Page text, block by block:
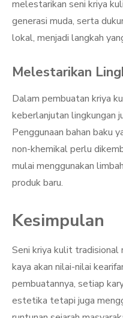
melestarikan seni kriya
generasi muda, serta
lokal, menjadi langkah
Melestarikan
Dalam pembuatan kriya
keberlanjutan lingkungan
Penggunaan bahan baku
non-khemikal perlu
mulai menggunakan
produk baru.
Kesimpulan
Seni kriya kulit tradisional
kaya akan nilai-nilai
pembuatannya, setiap
estetika tetapi juga